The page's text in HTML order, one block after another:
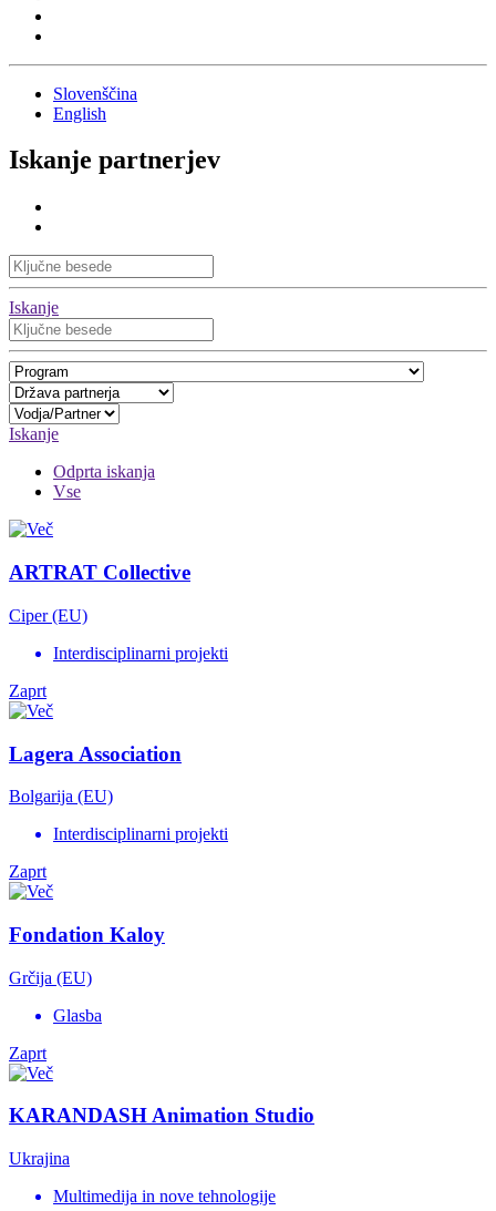
Slovenščina
English
Iskanje partnerjev
Iskanje
Iskanje
Odprta iskanja
Vse
ARTRAT Collective
Ciper (EU)
Interdisciplinarni projekti
Zaprt
Lagera Association
Bolgarija (EU)
Interdisciplinarni projekti
Zaprt
Fondation Kaloy
Grčija (EU)
Glasba
Zaprt
KARANDASH Animation Studio
Ukrajina
Multimedija in nove tehnologije